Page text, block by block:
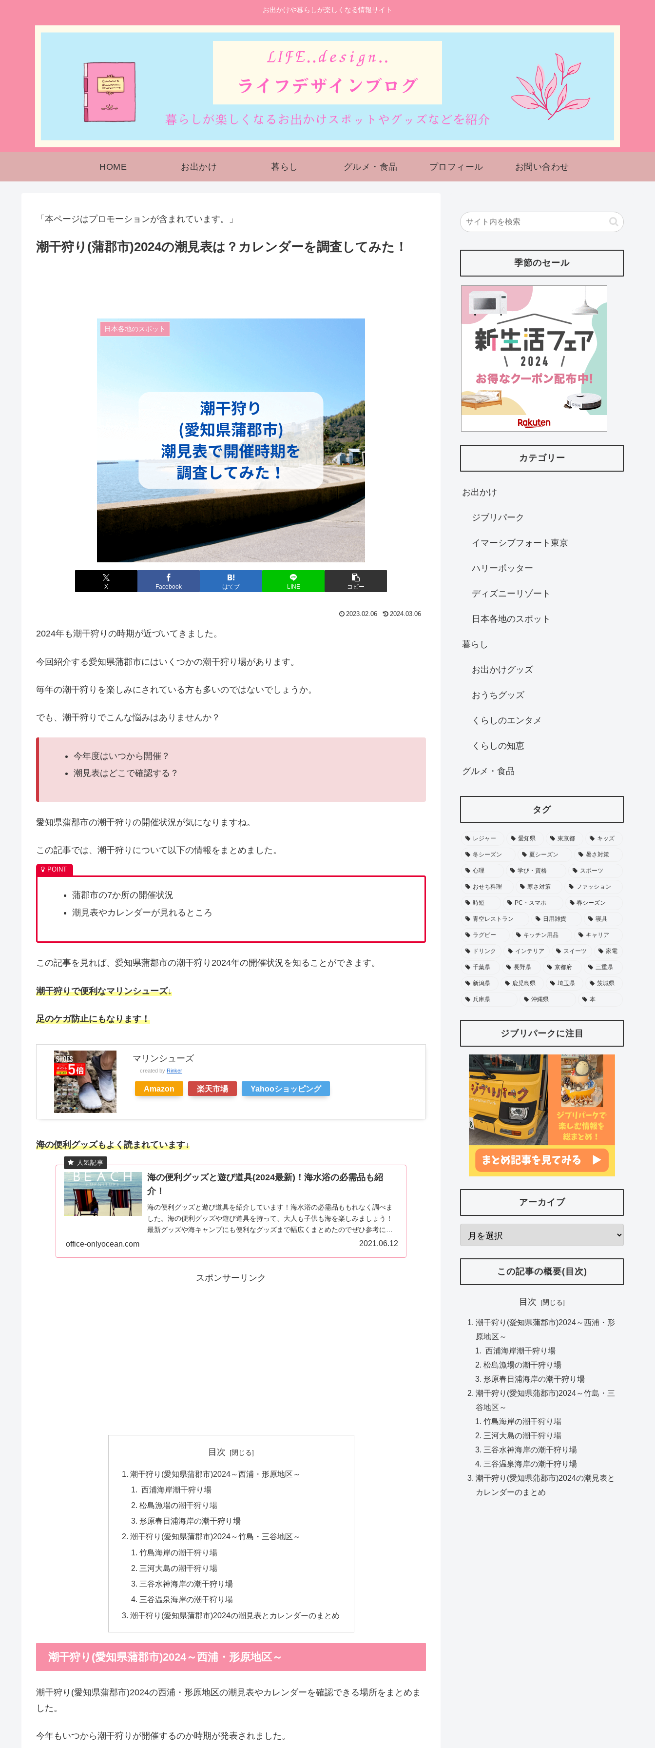
お出かけや暮らしが楽しくなる情報サイト
HOME お出かけ 暮らし グルメ・食品 プロフィール お問い合わせ
「本ページはプロモーションが含まれています。」
潮干狩り(蒲郡市)2024の潮見表は？カレンダーを調査してみた！
日本各地のスポット
X Facebook はてブ LINE コピー
2023.02.06 2024.03.06
2024年も潮干狩りの時期が近づいてきました。
今回紹介する愛知県蒲郡市にはいくつかの潮干狩り場があります。
毎年の潮干狩りを楽しみにされている方も多いのではないでしょうか。
でも、潮干狩りでこんな悩みはありませんか？
今年度はいつから開催？
潮見表はどこで確認する？
愛知県蒲郡市の潮干狩りの開催状況が気になりますね。
この記事では、潮干狩りについて以下の情報をまとめました。
蒲郡市の7か所の開催状況
潮見表やカレンダーが見れるところ
この記事を見れば、愛知県蒲郡市の潮干狩り2024年の開催状況を知ることができます。
潮干狩りで便利なマリンシューズ↓
足のケガ防止にもなります！
マリンシューズ
created by Rinker
Amazon 楽天市場 Yahooショッピング
海の便利グッズもよく読まれています↓
海の便利グッズと遊び道具(2024最新)！海水浴の必需品も紹
介！
海の便利グッズと遊び道具を紹介しています！海水浴の必需品ももれなく調べま
した。海の便利グッズや遊び道具を持って、大人も子供も海を楽しみましょう！
最新グッズや海キャンプにも便利なグッズまで幅広くまとめたのでぜひ参考にし
office-onlyocean.com 2021.06.12
スポンサーリンク
目次
潮干狩り(愛知県蒲郡市)2024～西浦・形原地区～
西浦海岸潮干狩り場
松島漁場の潮干狩り場
形原春日浦海岸の潮干狩り場
潮干狩り(愛知県蒲郡市)2024～竹島・三谷地区～
竹島海岸の潮干狩り場
三河大島の潮干狩り場
三谷水神海岸の潮干狩り場
三谷温泉海岸の潮干狩り場
潮干狩り(愛知県蒲郡市)2024の潮見表とカレンダーのまとめ
潮干狩り(愛知県蒲郡市)2024～西浦・形原地区～
潮干狩り(愛知県蒲郡市)2024の西浦・形原地区の潮見表やカレンダーを確認できる場所をまとめま
した。
今年もいつから潮干狩りが開催するのか時期が発表されました。
季節のセール
カテゴリー
お出かけ
ジブリパーク
イマーシブフォート東京
ハリーポッター
ディズニーリゾート
日本各地のスポット
暮らし
お出かけグッズ
おうちグッズ
くらしのエンタメ
くらしの知恵
グルメ・食品
タグ
レジャー 愛知県 東京都 キッズ
冬シーズン 夏シーズン 暑さ対策
心理 学び・資格 スポーツ
おせち料理 寒さ対策 ファッション
時短 PC・スマホ 春シーズン
青空レストラン 日用雑貨 寝具
ラグビー キッチン用品 キャリア
ドリンク インテリア スイーツ 家電
千葉県 長野県 京都府 三重県
新潟県 鹿児島県 埼玉県 茨城県
兵庫県 沖縄県 本
ジブリパークに注目
アーカイブ
この記事の概要(目次)
目次
潮干狩り(愛知県蒲郡市)2024～西浦・形
原地区～
西浦海岸潮干狩り場
松島漁場の潮干狩り場
形原春日浦海岸の潮干狩り場
潮干狩り(愛知県蒲郡市)2024～竹島・三
谷地区～
竹島海岸の潮干狩り場
三河大島の潮干狩り場
三谷水神海岸の潮干狩り場
三谷温泉海岸の潮干狩り場
潮干狩り(愛知県蒲郡市)2024の潮見表と
カレンダーのまとめ